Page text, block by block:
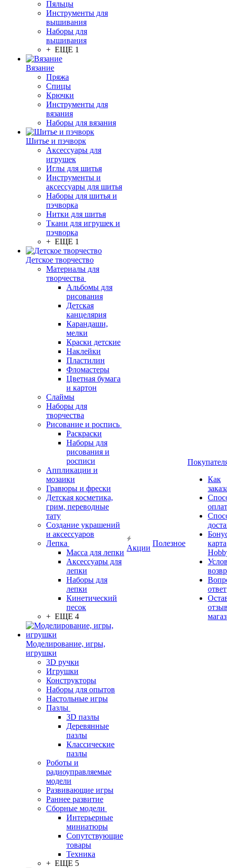
Пяльцы
Инструменты для
вышивания
Наборы для
вышивания
+ ЕЩЕ 1
Вязание
Пряжа
Спицы
Крючки
Инструменты для
вязания
Наборы для вязания
Шитье и пэчворк
Аксессуары для
игрушек
Иглы для шитья
Инструменты и
аксессуары для шитья
Наборы для шитья и
пэчворка
Нитки для шитья
Ткани для игрушек и
пэчворка
+ ЕЩЕ 1
Детское творчество
Материалы для
творчества
Альбомы для
рисования
Детская
канцелярия
Карандаши,
мелки
Краски детские
Наклейки
Пластилин
Фломастеры
Цветная бумага
и картон
Слаймы
Наборы для
творчества
Рисование и роспись
Раскраски
Наборы для
рисования и
росписи
Аппликации и
мозаики
Гравюры и фрески
Детская косметика,
грим, переводные
тату
Создание украшений
и аксессуаров
Лепка
Масса для лепки
Аксессуары для
лепки
Наборы для
лепки
Кинетический
песок
+ ЕЩЕ 4
Моделирование, игры,
игрушки
3D ручки
Игрушки
Конструкторы
Наборы для опытов
Настольные игры
Пазлы
3D пазлы
Деревянные
пазлы
Классические
пазлы
Роботы и
радиоуправляемые
модели
Развивающие игры
Раннее развитие
Сборные модели
Интерьерные
миниатюры
Сопутствующие
товары
Техника
+ ЕЩЕ 5
Акции
Полезное
Как
карта
ответ